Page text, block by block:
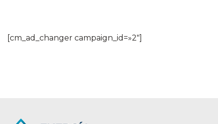
[cm_ad_changer campaign_id=»2″]